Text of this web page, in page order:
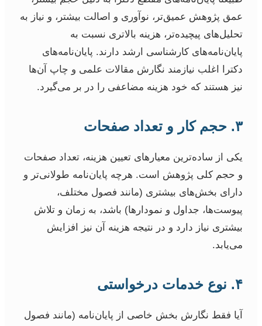
عمق پژوهش عمیق‌تر، نوآوری و اصالت بیشتر، و نیاز به
تحلیل‌های پیچیده‌تر، هزینه بالاتری نسبت به
پایان‌نامه‌های کارشناسی ارشد دارند. پایان‌نامه‌های
دکترا اغلب نیازمند نگارش مقالات علمی و چاپ آن‌ها
نیز هستند که خود هزینه مضاعفی را در بر می‌گیرد.
۳. حجم کار و تعداد صفحات
یکی از ساده‌ترین معیارهای تعیین هزینه، تعداد صفحات
و حجم کلی پژوهش است. هرچه پایان‌نامه طولانی‌تر و
دارای بخش‌های بیشتری (مانند فصول مختلف،
پیوست‌ها، جداول و نمودارها) باشد، به زمان و تلاش
بیشتری نیاز دارد و در نتیجه هزینه آن نیز افزایش
می‌یابد.
۴. نوع خدمات درخواستی
آیا فقط نگارش بخش خاصی از پایان‌نامه (مانند فصول